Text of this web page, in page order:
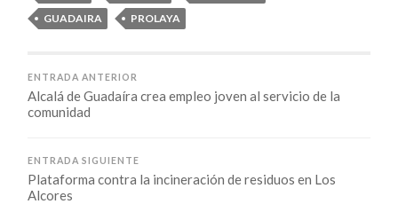
GUADAIRA
PROLAYA
ENTRADA ANTERIOR
Alcalá de Guadaíra crea empleo joven al servicio de la
comunidad
ENTRADA SIGUIENTE
Plataforma contra la incineración de residuos en Los
Alcores